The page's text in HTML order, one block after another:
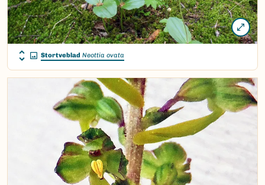
Stortveblad Neottia ovata